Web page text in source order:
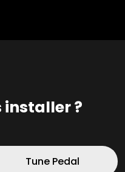
installer ?
Tune Pedal